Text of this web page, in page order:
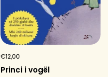
€12,00
Princi i vogël